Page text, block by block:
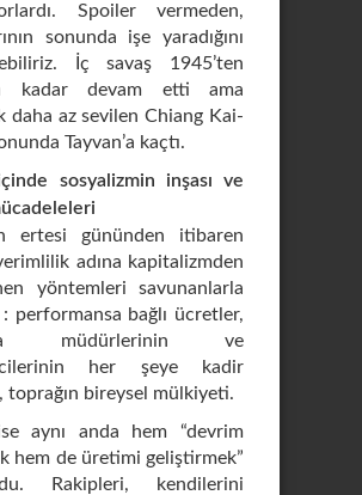
Spoiler vermeden,
sonunda işe yaradığını
İç savaş 1945’ten
kadar devam etti ama
daha az sevilen Chiang Kai-
Tayvan’a kaçtı.
sosyalizmin inşası ve
ertesi gününden itibaren
adına kapitalizmden
yöntemleri savunanlarla
: performansa bağlı ücretler,
müdürlerinin ve
her şeye kadir
toprağın bireysel mülkiyeti.
aynı anda hem “devrim
hem de üretimi geliştirmek”
Rakipleri, kendilerini